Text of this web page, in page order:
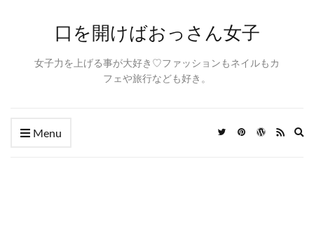
口を開けばおっさん女子
女子力を上げる事が大好き♡ファッションもネイルもカ
フェや旅行なども好き。
Menu